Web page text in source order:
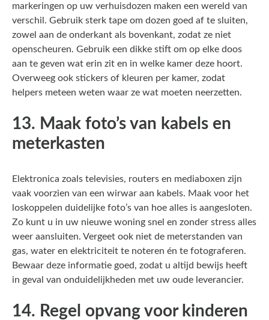
markeringen op uw verhuisdozen maken een wereld van
verschil. Gebruik sterk tape om dozen goed af te sluiten,
zowel aan de onderkant als bovenkant, zodat ze niet
openscheuren. Gebruik een dikke stift om op elke doos
aan te geven wat erin zit en in welke kamer deze hoort.
Overweeg ook stickers of kleuren per kamer, zodat
helpers meteen weten waar ze wat moeten neerzetten.
13. Maak foto’s van kabels en
meterkasten
Elektronica zoals televisies, routers en mediaboxen zijn
vaak voorzien van een wirwar aan kabels. Maak voor het
loskoppelen duidelijke foto’s van hoe alles is aangesloten.
Zo kunt u in uw nieuwe woning snel en zonder stress alles
weer aansluiten. Vergeet ook niet de meterstanden van
gas, water en elektriciteit te noteren én te fotograferen.
Bewaar deze informatie goed, zodat u altijd bewijs heeft
in geval van onduidelijkheden met uw oude leverancier.
14. Regel opvang voor kinderen